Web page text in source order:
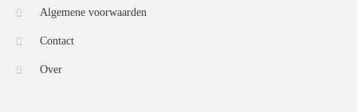
Algemene voorwaarden
Contact
Over